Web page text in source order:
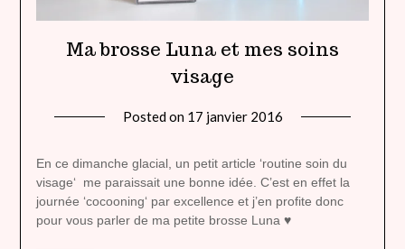
Ma brosse Luna et mes soins
visage
Posted on 17 janvier 2016
heavenly
En ce dimanche glacial, un petit article ‘routine soin du
visage‘ me paraissait une bonne idée. C’est en effet la
journée ‘cocooning‘ par excellence et j’en profite donc
pour vous parler de ma petite brosse Luna ♥